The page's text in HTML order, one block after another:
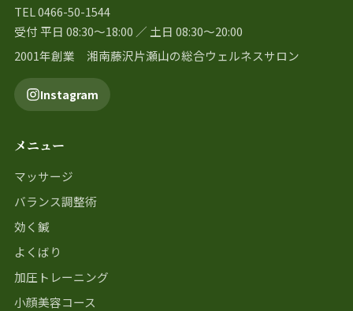
TEL 0466-50-1544
受付 平日 08:30〜18:00 ／ 土日 08:30〜20:00
2001年創業 湘南藤沢片瀬山の総合ウェルネスサロン
Instagram
メニュー
マッサージ
バランス調整術
効く鍼
よくばり
加圧トレーニング
小顔美容コース